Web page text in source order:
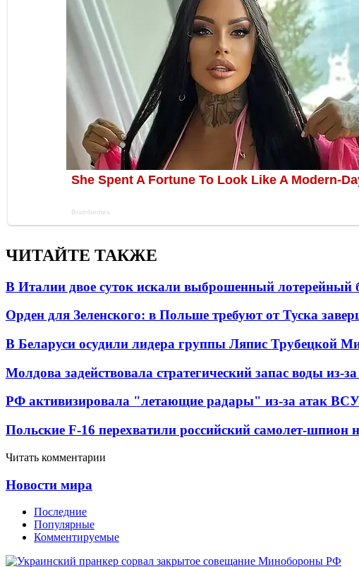
ЧИТАЙТЕ ТАКЖЕ
В Италии двое суток искали выброшенный
Орден для Зеленского: в Польше требуют от Туска
В Беларуси осудили лидера группы Ляпис Трубецкой
Молдова задействовала стратегический запас воды из-
РФ активизировала "летающие радары" из-за атак ВСУ
Польские F-16 перехватили российский самолет-шпион
Читать комментарии
Новости мира
Последние
Популярные
Комментируемые